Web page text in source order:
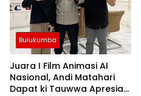
Bulukumba
Juara I Film Animasi AI
Nasional, Andi Matahari
Dapat ki Tauwwa Apresiasi